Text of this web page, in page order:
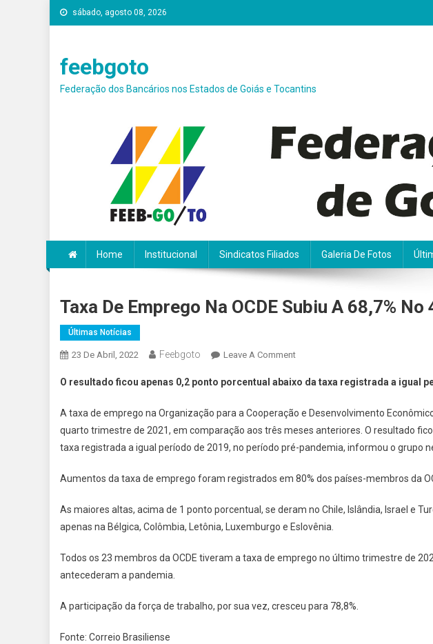
Skip
to
sábado, agosto 08, 2026
feebgoto
Federação dos Bancários nos Estados de Goiás e Tocantins
Home Institucional Sindicatos Filiados Galeria De Fotos
Taxa De Emprego Na OCDE Subiu A 68,7%
Últimas Notícias
23 De Abril, 2022 Feebgoto Leave A CommentOn
De
Na
OCDE
Subiu
68,7%
4º
Trimestre
2021
O resultado ficou apenas 0,2 ponto porcentual abaixo da taxa registrada a igual
A taxa de emprego na Organização para a Cooperação e Desenvolvimento
quarto trimestre de 2021, em comparação aos três meses anteriores. O resultado
taxa registrada a igual período de 2019, no período pré-pandemia, informou o grupo
Aumentos da taxa de emprego foram registrados em 80% dos países-membros da
As maiores altas, acima de 1 ponto porcentual, se deram no Chile, Islândia, Israel e
apenas na Bélgica, Colômbia, Letônia, Luxemburgo e Eslovênia.
Todos os 23 membros da OCDE tiveram a taxa de emprego no último trimestre de
antecederam a pandemia.
A participação da força de trabalho, por sua vez, cresceu para 78,8%.
Fonte: Correio Brasiliense